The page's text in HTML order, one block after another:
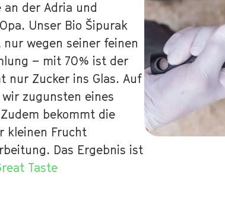
der Adria und
Unser Bio Šipurak
wegen seiner feinen
– mit 70% ist der
nur Zucker ins Glas. Auf
zugunsten eines
bekommt die
kleinen Frucht
Das Ergebnis ist
Taste